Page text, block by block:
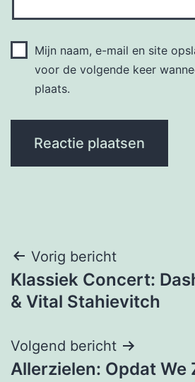
Mijn naam, e-mail en site
voor de volgende keer
plaats.
Bericht
navigatie
Vorig bericht
Klassiek Concert:
& Vital Stahievitch
Volgend bericht
Allerzielen: Opdat We